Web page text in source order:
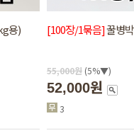
용) [100장/1묶음]꿀병
55,000원 (5%▼)
52,000원
3